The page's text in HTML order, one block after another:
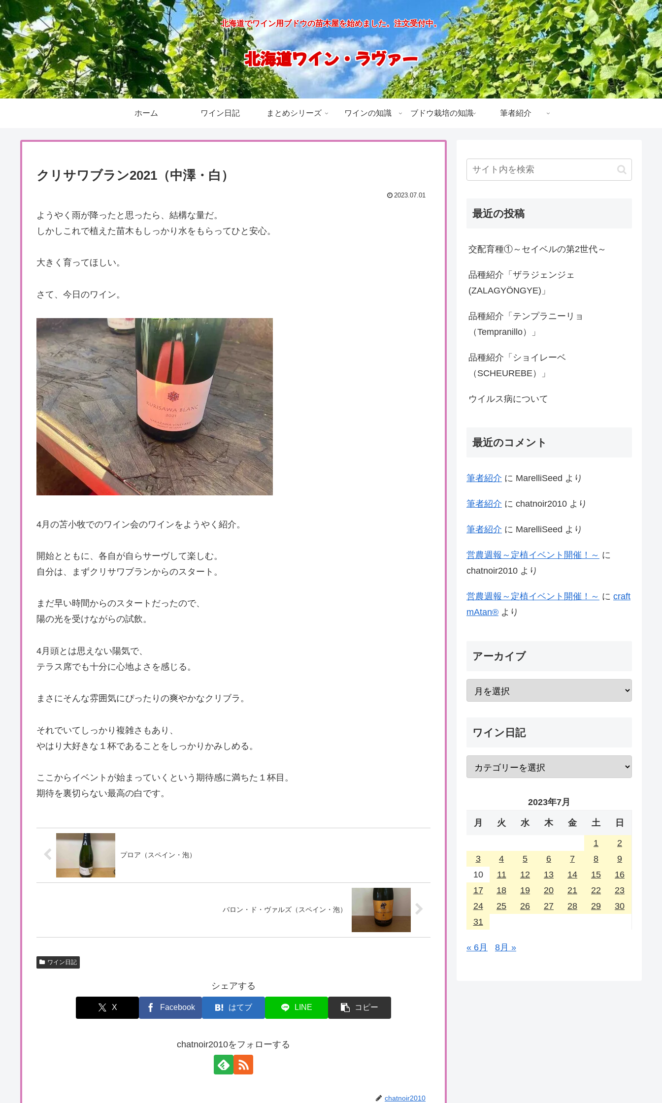
北海道でワイン用ブドウの苗木屋を始めました。注文受付中。
北海道ワイン・ラヴァー
ホーム ワイン日記 まとめシリーズ ワインの知識 ブドウ栽培の知識 筆者紹介
クリサワブラン2021（中澤・白）
2023.07.01
ようやく雨が降ったと思ったら、結構な量だ。
しかしこれで植えた苗木もしっかり水をもらってひと安心。
大きく育ってほしい。
さて、今日のワイン。
4月の苫小牧でのワイン会のワインをようやく紹介。
開始とともに、各自が自らサーヴして楽しむ。
自分は、まずクリサワブランからのスタート。
まだ早い時間からのスタートだったので、
陽の光を受けながらの試飲。
4月頭とは思えない陽気で、
テラス席でも十分に心地よさを感じる。
まさにそんな雰囲気にぴったりの爽やかなクリブラ。
それでいてしっかり複雑さもあり、
やはり大好きな１杯であることをしっかりかみしめる。
ここからイベントが始まっていくという期待感に満ちた１杯目。
期待を裏切らない最高の白です。
プロア（スペイン・泡）
バロン・ド・ヴァルズ（スペイン・泡）
ワイン日記
シェアする
X Facebook はてブ LINE コピー
chatnoir2010をフォローする
chatnoir2010
最近の投稿
交配育種①～セイベルの第2世代～
品種紹介「ザラジェンジェ
(ZALAGYÖNGYE)」
品種紹介「テンプラニーリョ
（Tempranillo）」
品種紹介「ショイレーベ
（SCHEUREBE）」
ウイルス病について
最近のコメント
筆者紹介 に MarelliSeed より
筆者紹介 に chatnoir2010 より
筆者紹介 に MarelliSeed より
営農週報～定植イベント開催！～ に
chatnoir2010 より
営農週報～定植イベント開催！～ に craft
mAtan® より
アーカイブ
ワイン日記
2023年7月
月 火 水 木 金 土 日
1
2
3
4 5 6 7 8
9
10
11 12 13 14 15
16
17
18 19 20 21 22
23
24
25 26 27 28 29
30
31
« 6月 8月 »